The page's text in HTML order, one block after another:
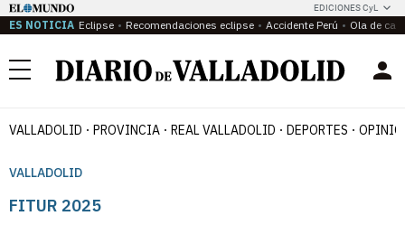
EDICIONES CyL
ES NOTICIA Eclipse Recomendaciones eclipse Accidente Perú Ola de
Menú
VALLADOLID PROVINCIA REAL VALLADOLID DEPORTES
VALLADOLID
FITUR 2025